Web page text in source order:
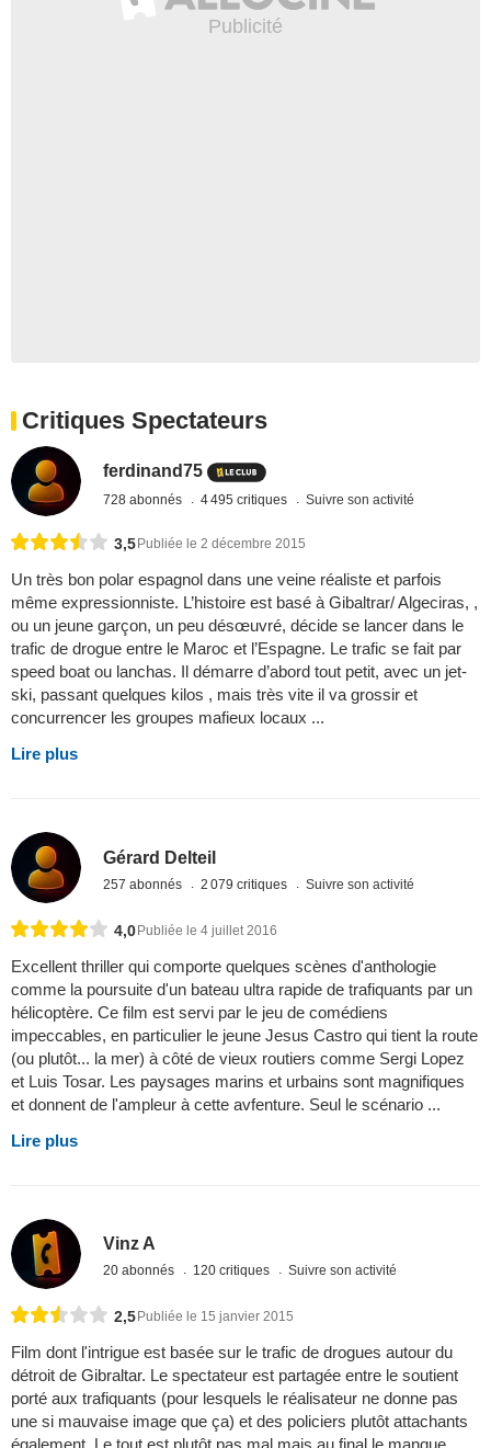
Critiques Spectateurs
ferdinand75
728 abonnés 4 495 critiques Suivre son activité
3,5 Publiée le 2 décembre 2015
Un très bon polar espagnol dans une veine réaliste et parfois
même expressionniste. L’histoire est basé à Gibaltrar/ Algeciras, ,
ou un jeune garçon, un peu désœuvré, décide se lancer dans le
trafic de drogue entre le Maroc et l’Espagne. Le trafic se fait par
speed boat ou lanchas. Il démarre d’abord tout petit, avec un jet-
ski, passant quelques kilos , mais très vite il va grossir et
concurrencer les groupes mafieux locaux ...
Lire plus
Gérard Delteil
257 abonnés 2 079 critiques Suivre son activité
4,0Publiée le 4 juillet 2016
Excellent thriller qui comporte quelques scènes d'anthologie
comme la poursuite d'un bateau ultra rapide de trafiquants par un
hélicoptère. Ce film est servi par le jeu de comédiens
impeccables, en particulier le jeune Jesus Castro qui tient la route
(ou plutôt... la mer) à côté de vieux routiers comme Sergi Lopez
et Luis Tosar. Les paysages marins et urbains sont magnifiques
et donnent de l'ampleur à cette avfenture. Seul le scénario ...
Lire plus
Vinz A
20 abonnés 120 critiques Suivre son activité
2,5Publiée le 15 janvier 2015
Film dont l'intrigue est basée sur le trafic de drogues autour du
détroit de Gibraltar. Le spectateur est partagée entre le soutient
porté aux trafiquants (pour lesquels le réalisateur ne donne pas
une si mauvaise image que ça) et des policiers plutôt attachants
également. Le tout est plutôt pas mal mais au final le manque